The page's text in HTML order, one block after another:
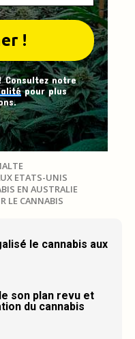
Consultez notre
pour plus
ETATS-UNIS
EN AUSTRALIE
LE CANNABIS
le cannabis aux
son plan revu et
du cannabis